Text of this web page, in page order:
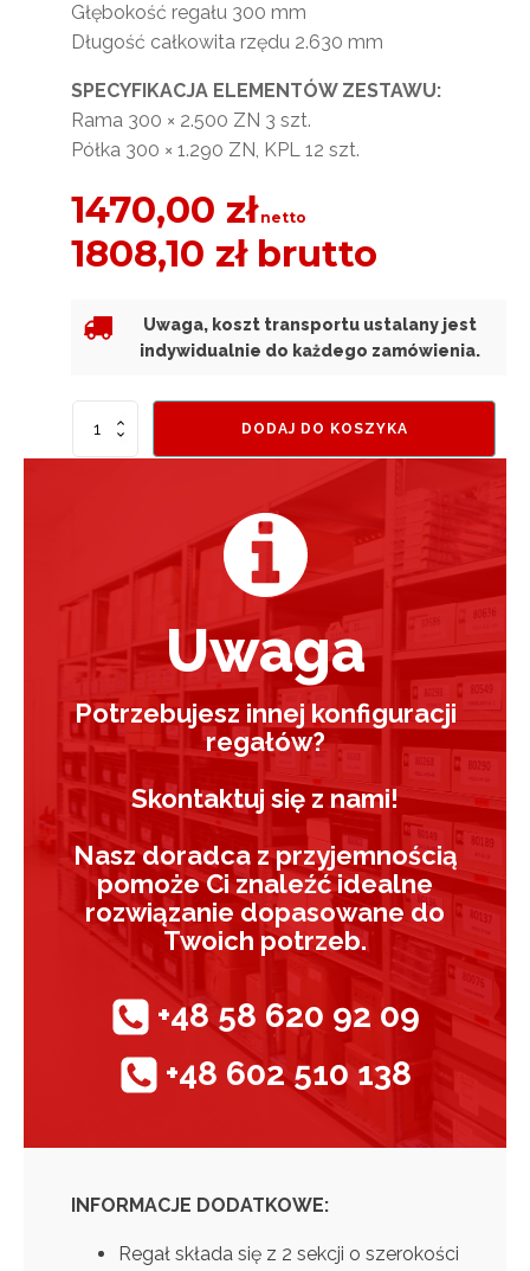
Głębokość regału 300 mm
Długość całkowita rzędu 2.630 mm
SPECYFIKACJA ELEMENTÓW ZESTAWU:
Rama 300 × 2.500 ZN 3 szt.
Półka 300 × 1.290 ZN, KPL 12 szt.
1470,00 zł netto
1808,10 złbrutto
Uwaga, koszt transportu ustalany jest
indywidualnie do każdego zamówienia.
ilość
DODAJ DO KOSZYKA
Uwaga
Potrzebujesz innej konfiguracji
regałów?
Skontaktuj się z nami!
Nasz doradca z przyjemnością
pomoże Ci znaleźć idealne
rozwiązanie dopasowane do
Twoich potrzeb.
+48 58 620 92 09
+48 602 510 138
INFORMACJE DODATKOWE:
Regał składa się z 2 sekcji o szerokości